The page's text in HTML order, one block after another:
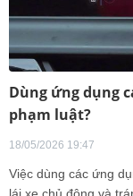
Dùng ứng dụng
phạm luật?
18/05/2026 19:47
Việc dùng các ứng
lái xe chủ động và